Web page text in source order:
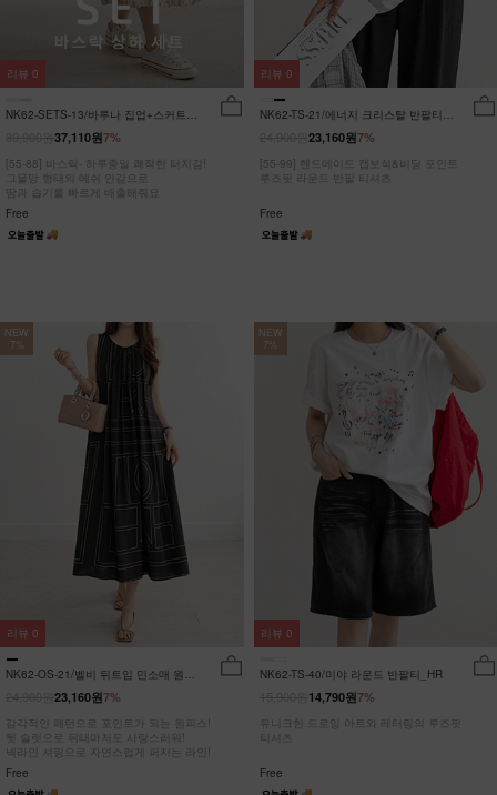
NK62-SETS-13/바루나 집업+스커트
7%
37,110원
[55-88] 바스락- 하루종일 쾌적한 터치감!
그물망 형태의 메쉬 안감으로
땀과 습기를 빠르게 배출해줘요
Free
리뷰 0
NK62-TS-21/에너지 크리스탈 반팔티
7%
23,160원
[55-99] 핸드메이드 캡보석&비딩 포인트
루즈핏 라운드 반팔 티셔츠
Free
리뷰 0
NEW
7%
NK62-OS-21/벨비 뒤트임 민소매 원피
7%
23,160원
감각적인 패턴으로 포인트가 되는 원피스!
뒷 슬릿으로 뒤태마저도 사랑스러워!
넥라인 셔링으로 자연스럽게 퍼지는 라인!
Free
리뷰 0
NEW
7%
NK62-TS-40/미야 라운드 반팔티_HR
7%
14,790원
유니크한 드로잉 아트와 레터링의 루즈핏
티셔츠
Free
리뷰 0